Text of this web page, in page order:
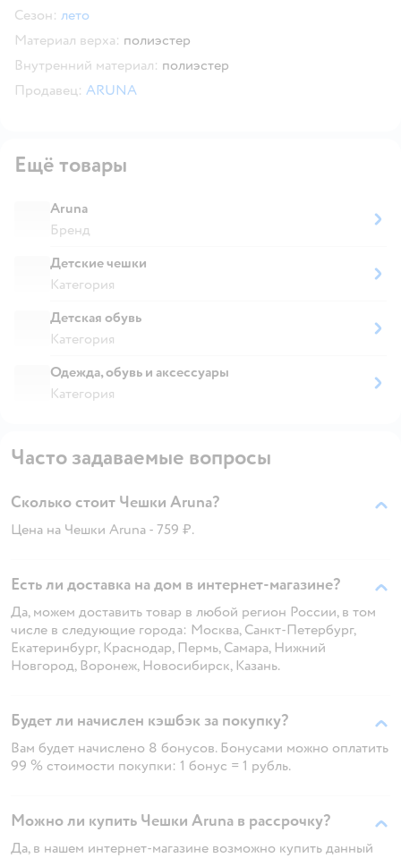
Сезон: лето
Материал верха: полиэстер
Внутренний материал: полиэстер
Продавец: ARUNA
Ещё товары
Aruna
Бренд
Детские чешки
Категория
Детская обувь
Категория
Одежда, обувь и аксессуары
Категория
Часто задаваемые вопросы
Сколько стоит Чешки Aruna?
Цена на Чешки Aruna - 759 ₽.
Есть ли доставка на дом в интернет-магазине?
Да, можем доставить товар в любой регион России, в том
числе в следующие города: Москва, Санкт-Петербург,
Екатеринбург, Краснодар, Пермь, Самара, Нижний
Новгород, Воронеж, Новосибирск, Казань.
Будет ли начислен кэшбэк за покупку?
Вам будет начислено 8 бонусов. Бонусами можно оплатить
99 % стоимости покупки: 1 бонус = 1 рубль.
Можно ли купить Чешки Aruna в рассрочку?
Да, в нашем интернет-магазине возможно купить данный